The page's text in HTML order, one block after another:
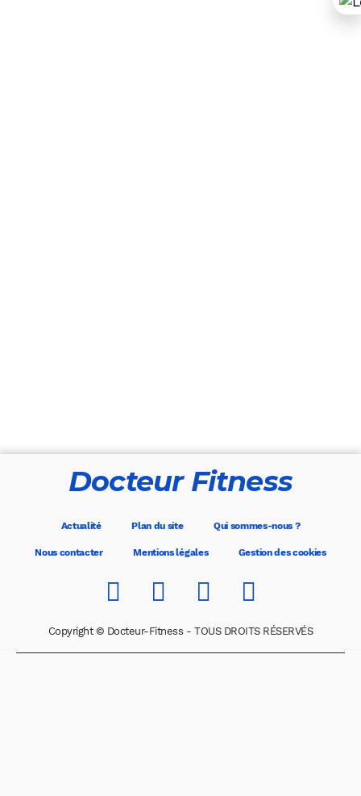
Docteur Fitness
Actualité Plan du site Qui sommes-nous ?
Nous contacter Mentions légales Gestion des cookies
Copyright © Docteur-Fitness - TOUS DROITS RÉSERVÉS